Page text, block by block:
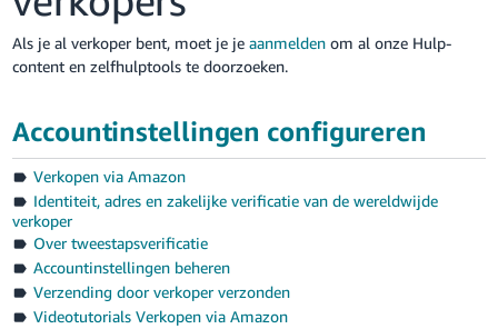
中
文
CN
English
- GB
Als je al verkoper bent, moet je jeaanmelden om al onze Hulp-
content en zelfhulptools te doorzoeken.
Accountinstellingen configureren
Verkopen via Amazon
Identiteit, adres en zakelijke verificatie van de wereldwijde
verkoper
Over tweestapsverificatie
Accountinstellingen beheren
Verzending door verkoper verzonden
Videotutorials Verkopen via Amazon